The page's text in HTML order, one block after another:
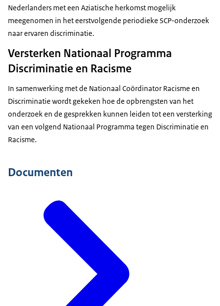
Nederlanders met een Aziatische herkomst mogelijk
meegenomen in het eerstvolgende periodieke SCP-onderzoek
naar ervaren discriminatie.
Versterken Nationaal Programma
Discriminatie en Racisme
In samenwerking met de Nationaal Coördinator Racisme en
Discriminatie wordt gekeken hoe de opbrengsten van het
onderzoek en de gesprekken kunnen leiden tot een versterking
van een volgend Nationaal Programma tegen Discriminatie en
Racisme.
Documenten